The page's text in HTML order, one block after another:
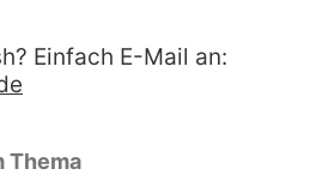
Einfach E-Mail an:
Thema